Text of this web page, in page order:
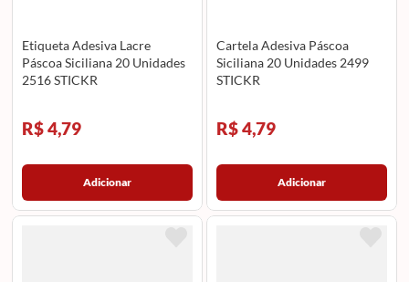
Etiqueta Adesiva Lacre
Páscoa Siciliana 20 Unidades
2516 STICKR
R$ 4,79
Adicionar
Cartela Adesiva Páscoa
Siciliana 20 Unidades 2499
STICKR
R$ 4,79
Adicionar